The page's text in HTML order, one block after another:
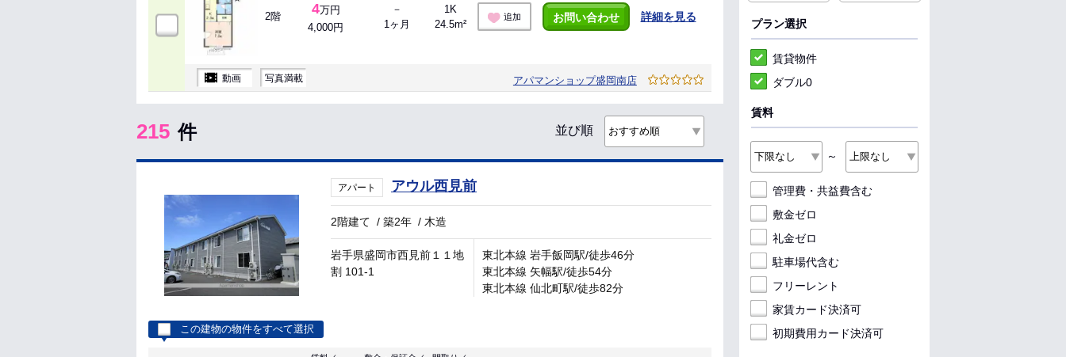
2階 4万円
4,000円
－
1ヶ月
1K
24.5m²
追加 お問い合わせ 詳細を見る
動画 写真満載 アパマンショップ盛岡南店
215 件 並び順
アパート アウル西見前
2階建て /築2年 / 木造
岩手県盛岡市西見前１１地
割 101-1
東北本線 岩手飯岡駅/徒歩46分
東北本線 矢幅駅/徒歩54分
東北本線 仙北町駅/徒歩82分
この建物の物件をすべて選択
プラン選択
賃貸物件
ダブル0
賃料
～
管理費・共益費含む
敷金ゼロ
礼金ゼロ
駐車場代含む
フリーレント
家賃カード決済可
初期費用カード決済可